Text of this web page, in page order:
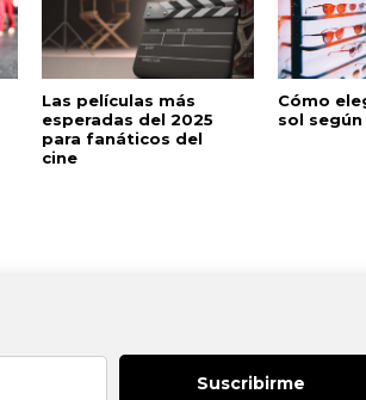
Las películas más
esperadas del 2025
para fanáticos del
cine
Cómo
sol
Suscribirme